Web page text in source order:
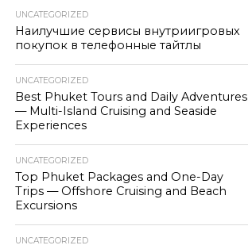
UNCATEGORIZED
Наилучшие сервисы внутриигровых
покупок в телефонные тайтлы
UNCATEGORIZED
Best Phuket Tours and Daily Adventures
— Multi-Island Cruising and Seaside
Experiences
UNCATEGORIZED
Top Phuket Packages and One-Day
Trips — Offshore Cruising and Beach
Excursions
UNCATEGORIZED